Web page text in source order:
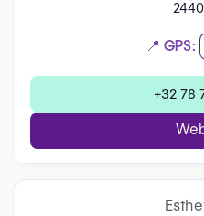
📍 GPS:
+32 78